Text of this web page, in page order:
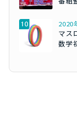
2020
マス
数学